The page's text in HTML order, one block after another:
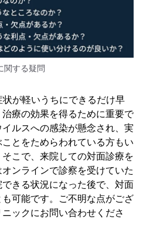
関する疑問
が軽いうちにできるだけ早
療の効果を得るために重要で
ルスへの感染が懸念され、実
とをためらわれている方もい
こで、来院しての対面診療を
ンラインで診察を受けていた
きる状況になった後で、対面
可能です。ご不明な点がござ
ックにお問い合わせくださ